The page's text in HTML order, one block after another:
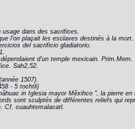
dans des sacrifices.
l'on plaçait les esclaves destinés à la
del sacrificio gladiatorio.
d'un temple mexicain. Prim.Mem.
Sah2,52.
1507).
- 5 tochtli)
in Iglesia mayor Mêxihco ", la pierre
sont sculptés de différentes reliefs qui
Cf. cuauhtemalacatl.